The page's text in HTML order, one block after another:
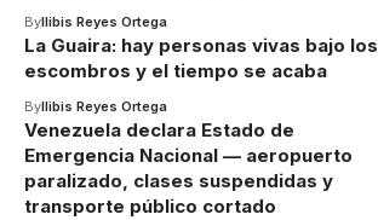
ByIlibis Reyes Ortega
La Guaira: hay personas vivas bajo los
escombros y el tiempo se acaba
ByIlibis Reyes Ortega
Venezuela declara Estado de
Emergencia Nacional — aeropuerto
paralizado, clases suspendidas y
transporte público cortado